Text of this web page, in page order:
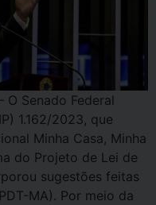
O Senado Federal
1.162/2023, que
Minha Casa, Minha
do Projeto de Lei de
sugestões feitas
MA). Por meio da